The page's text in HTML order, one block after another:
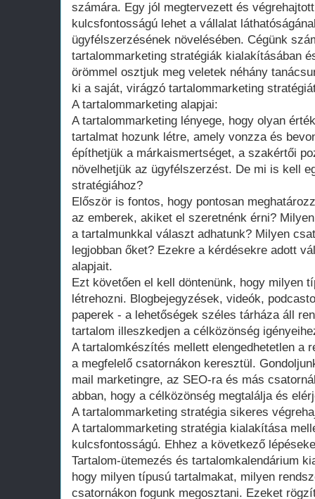
számára. Egy jól megtervezett és
kulcsfontosságú lehet a vállalat
ügyfélszerzésének növelésében. Cégünk
tartalommarketing stratégiák kialakításában
örömmel osztjuk meg veletek néhány
ki a saját, virágzó tartalommarketing
A tartalommarketing alapjai:
A tartalommarketing lényege, hogy olyan
tartalmat hozunk létre, amely vonzza és
építhetjük a márkaismertséget, a szakértői
növelhetjük az ügyfélszerzést. De mi is kell
stratégiához?
Először is fontos, hogy pontosan
az emberek, akiket el szeretnénk érni?
a tartalmunkkal választ adhatunk? Milyen
legjobban őket? Ezekre a kérdésekre adott
alapjait.
Ezt követően el kell döntenünk, hogy milyen
létrehozni. Blogbejegyzések, videók,
paperek - a lehetőségek széles tárháza áll
tartalom illeszkedjen a célközönség
A tartalomkészítés mellett elengedhetetlen a
a megfelelő csatornákon keresztül.
mail marketingre, az SEO-ra és más
abban, hogy a célközönség megtalálja és
A tartalommarketing stratégia sikeres
A tartalommarketing stratégia kialakítása
kulcsfontosságú. Ehhez a következő
Tartalom-ütemezés és tartalomkalendárium
hogy milyen típusú tartalmakat, milyen
csatornákon fogunk megosztani. Ezeket